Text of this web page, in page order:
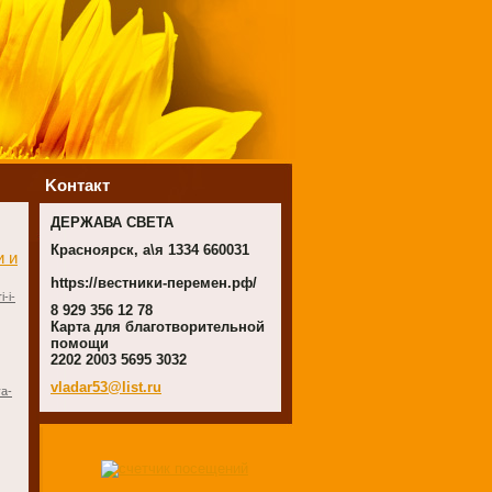
и
i-
Koнтакт
ДЕРЖАВА СВЕТА
Красноярск, а\я 1334 660031
https://вестники-перемен.рф/
8 929 356 12 78
Карта для благотворительной
помощи
2202 2003 5695 3032
vladar53@list.ru